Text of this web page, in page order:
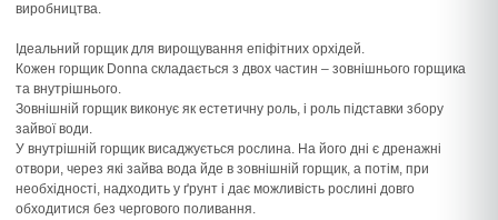
виробництва.
Ідеальний горщик для вирощування епіфітних орхідей.
Кожен горщик Donna складається з двох частин – зовнішнього горщика
та внутрішнього.
Зовнішній горщик виконує як естетичну роль, і роль підставки збору
зайвої води.
У внутрішній горщик висаджується рослина. На його дні є дренажні
отвори, через які зайва вода йде в зовнішній горщик, а потім, при
необхідності, надходить у ґрунт і дає можливість рослині довго
обходитися без чергового поливання.